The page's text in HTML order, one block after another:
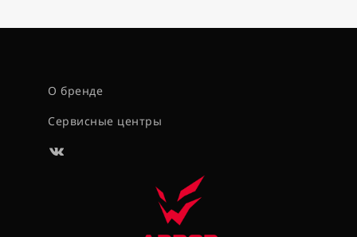
О бренде
Сервисные центры